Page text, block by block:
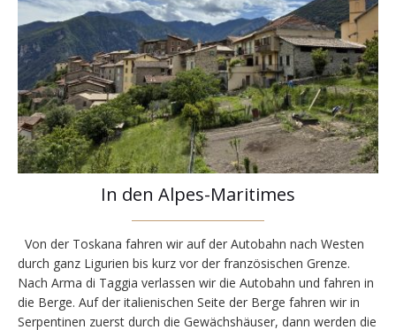
In den Alpes-Maritimes
Von der Toskana fahren wir auf der Autobahn nach Westen
durch ganz Ligurien bis kurz vor der französischen Grenze.
Nach Arma di Taggia verlassen wir die Autobahn und fahren in
die Berge. Auf der italienischen Seite der Berge fahren wir in
Serpentinen zuerst durch die Gewächshäuser, dann werden die